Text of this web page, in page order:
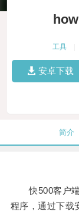
工具
安卓下载
简介
快500客户端
程序，通过下载